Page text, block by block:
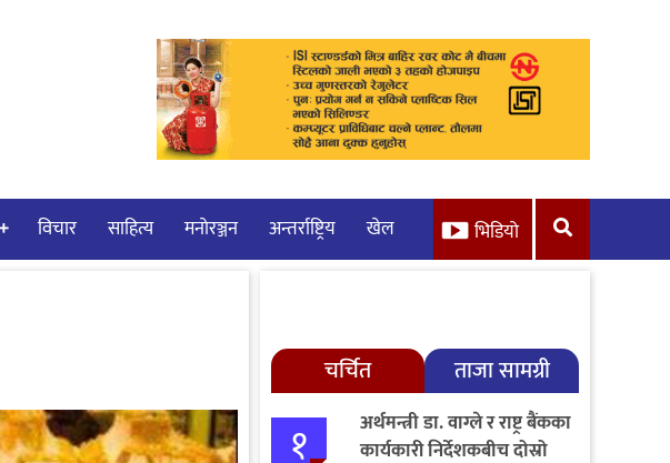
विचार साहित्य मनाेरञ्जन अन्तर्राष्ट्रिय खेल भिडियो
चर्चित ताजा सामग्री
१
अर्थमन्त्री डा. वाग्ले र राष्ट्र बैंकका
कार्यकारी निर्देशकबीच दोस्रो